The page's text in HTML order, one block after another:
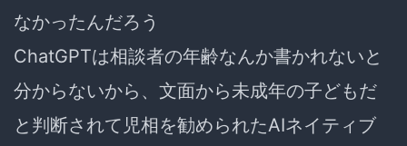
なかったんだろう
ChatGPTは相談者の年齢なんか書かれないと
分からないから、文面から未成年の子どもだ
と判断されて児相を勧められたAIネイティブ